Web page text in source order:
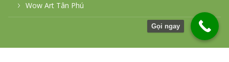
Wow Art Tân Phú
Gọi ngay